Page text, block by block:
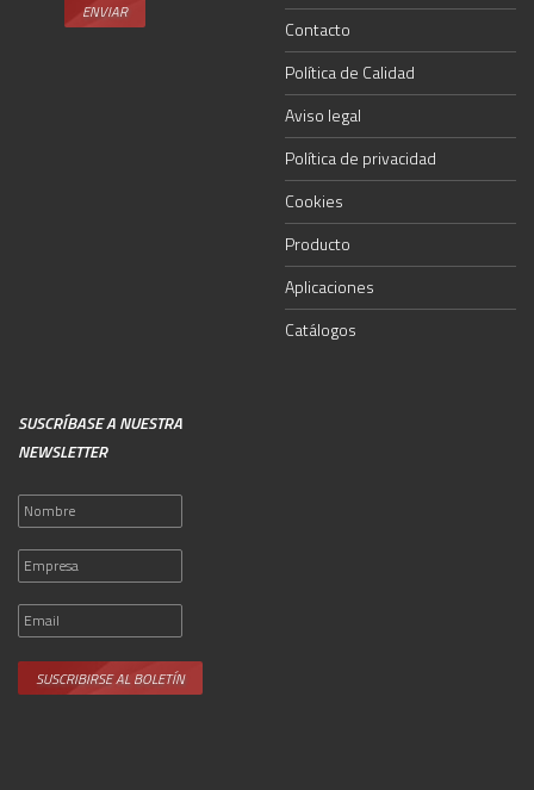
Contacto
Política de Calidad
Aviso legal
Política de privacidad
Cookies
Producto
Aplicaciones
Catálogos
SUSCRÍBASE A NUESTRA
NEWSLETTER